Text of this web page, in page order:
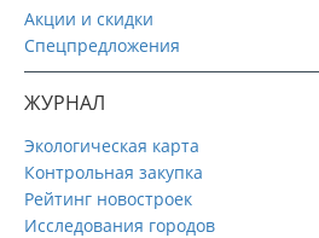
Акции и скидки
Спецпредложения
ЖУРНАЛ
Экологическая карта
Контрольная закупка
Рейтинг новостроек
Исследования городов